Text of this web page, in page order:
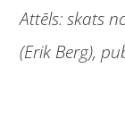
Attēls: skats
(Erik Berg),